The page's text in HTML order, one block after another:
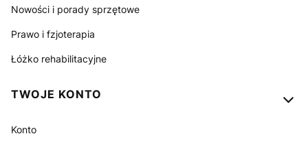
Nowości i porady sprzętowe
Prawo i fzjoterapia
Łóżko rehabilitacyjne
TWOJE KONTO
Konto